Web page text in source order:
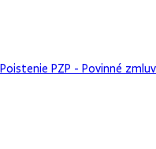
Poistenie PZP - Povinné